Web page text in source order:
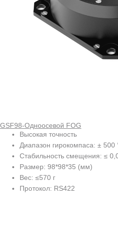
GSF98-Одноосевой FOG
Высокая точность
Диапазон гирокомпаса: ± 500
Стабильность смещения: ≤
Размер: 98*98*35 (мм)
Вес: ≤570 г
Протокол: RS422